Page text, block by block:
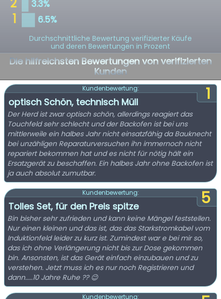
Durchschnittliche Bewertung verifizierter Käufe
und deren Bewertungen in Prozent
Die hilfreichsten Bewertungen von verifizierten
Kunden
1
Kundenbewertung:
optisch Schön, technisch Müll
Der Herd ist zwar optisch schön, allerdings reagiert das
Touchfeld sehr schlecht und der Backofen ist bei uns
mittlerweile ein halbes Jahr nicht einsatzfähig da Bauknecht
bei unzähligen Reparaturversuchen ihn immernoch nicht
repariert bekommen hat und es nicht für nötig hält ein
Ersatzgerät zu beschaffen. Ein halbes Jahr ohne Backofen ist
ja auch absolut zumutbar.
5
Kundenbewertung:
Tolles Set, für den Preis spitze
Bin bisher sehr zufrieden und kann keine Mängel feststellen.
Nur einen kleinen und das ist, das das Starkstromkabel vom
Induktionfeld leider zu kurz ist. Zumindest war e bei mir so,
das ich ohne Verlängerung nicht bis zur Dose gekommen
bin. Ansonsten, ist das Gerät einfach einzubauen und zu
verstehen. Jetzt muss ich es nur noch Registrieren und
dann.....10 Jahre Ruhe ?? 😉
Kundenbewertung: